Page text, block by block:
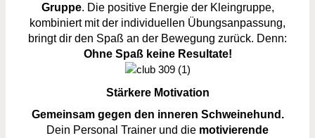
Gruppe. Die positive Energie der Kleingruppe,
kombiniert mit der individuellen Übungsanpassung,
bringt dir den Spaß an der Bewegung zurück. Denn:
Ohne Spaß keine Resultate!
Stärkere Motivation
Gemeinsam gegen den inneren Schweinehund.
Dein Personal Trainer und die motivierende